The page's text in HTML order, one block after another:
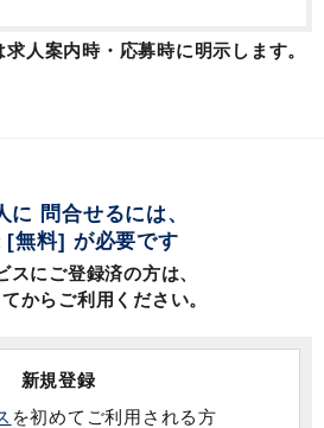
人案内時・応募時に明示します。
に 問合せるには、
[無料] が必要です
スにご登録済の方は、
からご利用ください。
新規登録
を初めてご利用される方